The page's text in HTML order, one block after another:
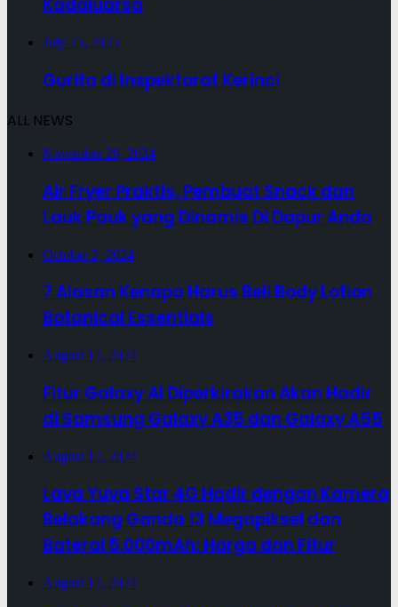
Kadaluarsa
July 25, 2025
Gurita di Inspektorat Kerinci
ALL NEWS
November 29, 2024
Air Fryer Praktis, Pembuat Snack dan
Lauk Pauk yang Dinamis Di Dapur Anda
October 2, 2024
7 Alasan Kenapa Harus Beli Body Lotion
Botanical Essentials
August 12, 2024
Fitur Galaxy AI Diperkirakan Akan Hadir
di Samsung Galaxy A35 dan Galaxy A55
August 12, 2024
Lava Yuva Star 4G Hadir dengan Kamera
Belakang Ganda 13 Megapiksel dan
Baterai 5.000mAh: Harga dan Fitur
August 12, 2024